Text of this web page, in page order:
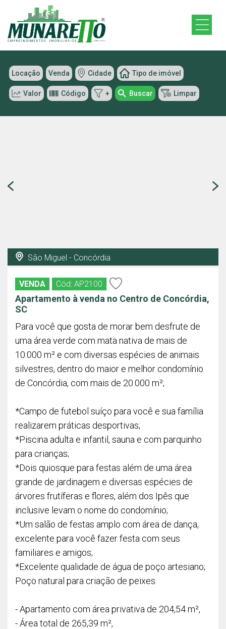
Locação Venda Cidade Tipo de imóvel
Valor Código + Buscar Limpar
São Miguel - Concórdia
VENDA Cód: AP2100
Apartamento à venda no Centro de Concórdia,
SC
Para você que gosta de morar bem desfrute de
uma área verde com mata nativa de mais de
10.000 m² e com diversas espécies de animais
silvestres, dentro do maior e melhor condomínio
de Concórdia, com mais de 20.000 m²;
*Campo de futebol suíço para você e sua família
realizarem práticas desportivas;
*Piscina adulta e infantil, sauna e com parquinho
para crianças;
*Dois quiosque para festas além de uma área
grande de jardinagem e diversas espécies de
árvores frutíferas e flores, além dos Ipês que
inclusive levam o nome do condomínio;
*Um salão de festas amplo com área de dança,
excelente para você fazer festa com seus
familiares e amigos;
*Excelente qualidade de água de poço artesiano;
Poço natural para criação de peixes.
- Apartamento com área privativa de 204,54 m²,
- Área total de 265,39 m²,